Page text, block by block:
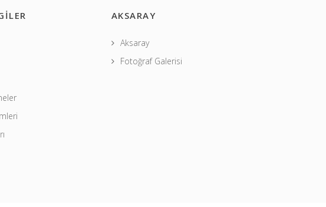
AKSARAY
Aksaray
Fotoğraf Galerisi